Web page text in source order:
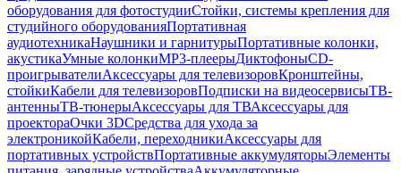
оборудования для фотостудииСтойки, системы крепления для
студийного оборудованияПортативная
аудиотехникаНаушники и гарнитурыПортативные колонки,
акустикаУмные колонкиMP3-плеерыДиктофоныCD-
проигрывателиАксессуары для телевизоровКронштейны,
стойкиКабели для телевизоровПодписки на видеосервисыТВ-
антенныТВ-тюнерыАксессуары для ТВАксессуары для
проектораОчки 3DСредства для ухода за
электроникойКабели, переходникиАксессуары для
портативных устройствПортативные аккумуляторыЭлементы